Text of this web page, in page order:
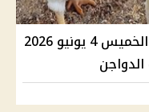
أسعار الفراخ البيضاء ترتفع اليوم الخميس 4 يونيو 2026